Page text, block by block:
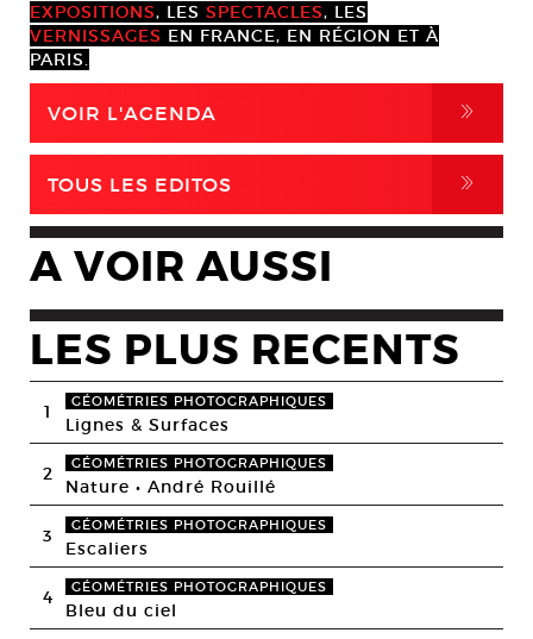
EXPOSITIONS, LES SPECTACLES, LES
VERNISSAGES EN FRANCE, EN RÉGION ET À
PARIS.
VOIR L'AGENDA ,
TOUS LES EDITOS ,
A VOIR AUSSI
LES PLUS RECENTS
1 GÉOMÉTRIES PHOTOGRAPHIQUES
Lignes & Surfaces
2 GÉOMÉTRIES PHOTOGRAPHIQUES
Nature • André Rouillé
3 GÉOMÉTRIES PHOTOGRAPHIQUES
Escaliers
4 GÉOMÉTRIES PHOTOGRAPHIQUES
Bleu du ciel